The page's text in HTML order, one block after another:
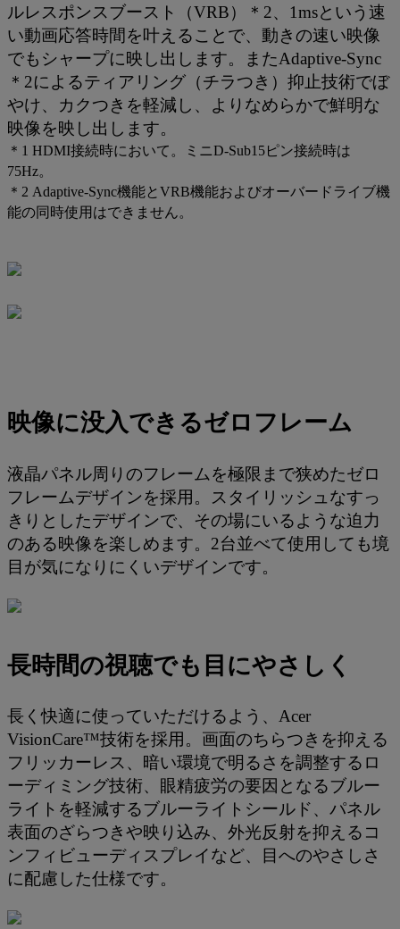
ルレスポンスブースト（VRB）＊2、1msという速
い動画応答時間を叶えることで、動きの速い映像
でもシャープに映し出します。またAdaptive-Sync
＊2によるティアリング（チラつき）抑止技術でぼ
やけ、カクつきを軽減し、よりなめらかで鮮明な
映像を映し出します。
＊1 HDMI接続時において。ミニD-Sub15ピン接続時は
75Hz。
＊2 Adaptive-Sync機能とVRB機能およびオーバードライブ機
能の同時使用はできません。
映像に没入できるゼロフレーム
液晶パネル周りのフレームを極限まで狭めたゼロ
フレームデザインを採用。スタイリッシュなすっ
きりとしたデザインで、その場にいるような迫力
のある映像を楽しめます。2台並べて使用しても境
目が気になりにくいデザインです。
長時間の視聴でも目にやさしく
長く快適に使っていただけるよう、Acer
VisionCare™技術を採用。画面のちらつきを抑える
フリッカーレス、暗い環境で明るさを調整するロ
ーディミング技術、眼精疲労の要因となるブルー
ライトを軽減するブルーライトシールド、パネル
表面のざらつきや映り込み、外光反射を抑えるコ
ンフィビューディスプレイなど、目へのやさしさ
に配慮した仕様です。